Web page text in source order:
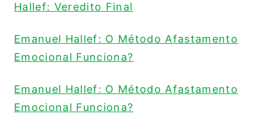
Hallef: Veredito Final
Emanuel Hallef: O Método Afastamento
Emocional Funciona?
Emanuel Hallef: O Método Afastamento
Emocional Funciona?